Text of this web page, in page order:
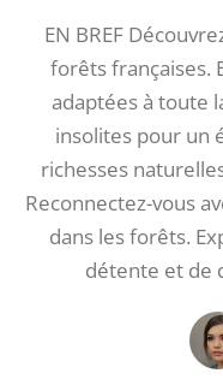
EN BREF
forêts françaises.
adaptées à toute
insolites pour un
richesses
Reconnectez-vous
dans les forêts.
détente et de